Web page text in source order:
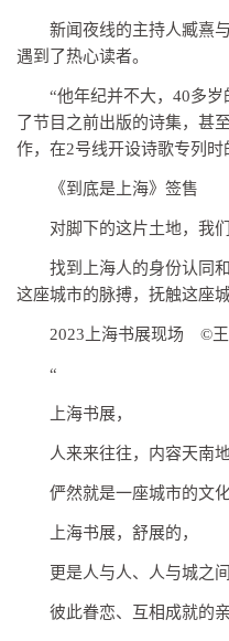
新闻夜线的主持人臧熹
遇到了热心读者。
“他年纪并不大，40多
了节目之前出版的诗集，甚
作，在2号线开设诗歌专列时
《到底是上海》签售
对脚下的这片土地，我
找到上海人的身份认同
这座城市的脉搏，抚触这座
2023上海书展现场 ©
“
上海书展，
人来来往往，内容天南地
俨然就是一座城市的文化
上海书展，舒展的，
更是人与人、人与城之
彼此眷恋、互相成就的亲